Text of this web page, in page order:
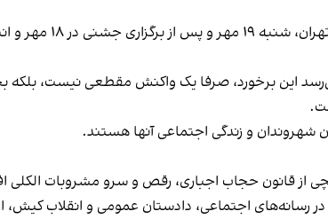
برخی رسانه‌ها در
این برخورد، صرفا یک واکنش مقطعی نیست، بلکه
شهروندان و زندگی اجتماعی آنها هستند.
از قانون حجاب اجباری، رقص و سرو مشروبات الکلی
رسانه‌های اجتماعی، دادستان عمومی و انقلاب کیش،